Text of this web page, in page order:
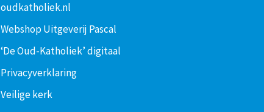
oudkatholiek.nl
Webshop Uitgeverij Pascal
‘De Oud-Katholiek’ digitaal
Privacyverklaring
Veilige kerk